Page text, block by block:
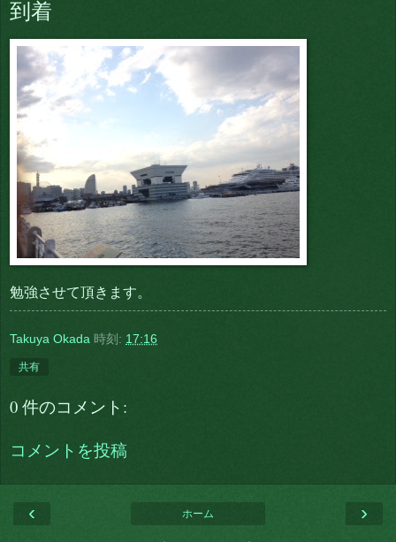
到着
勉強させて頂きます。
Takuya Okada 時刻: 17:16
共有
0 件のコメント:
コメントを投稿
‹ ›
ホーム